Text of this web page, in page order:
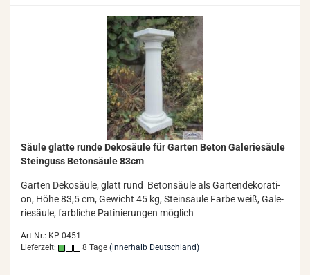
Säule glat­te runde De­ko­säu­le für Gar­ten Beton Ga­le­rie­säu­le
Stein­guss Be­ton­säu­le 83cm
Gar­ten De­ko­säu­le, glatt rund Be­ton­säu­le als Gar­ten­de­ko­ra­ti­
on, Höhe 83,5 cm, Ge­wicht 45 kg, Stein­säu­le Farbe weiß, Ga­le­
rie­säu­le, farb­li­che Pa­ti­nie­run­gen mög­lich
Art.Nr.: KP-0451
Lieferzeit:
8 Tage (innerhalb Deutschland)